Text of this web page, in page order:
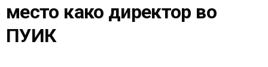
место како директор во
ПУИК